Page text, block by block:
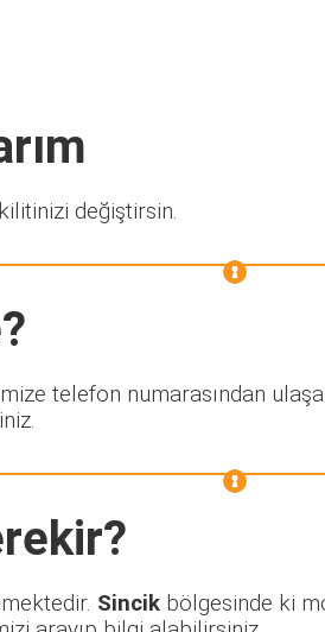
değiştirsin.
telefon numarasından
Sincikbölgesinde ki